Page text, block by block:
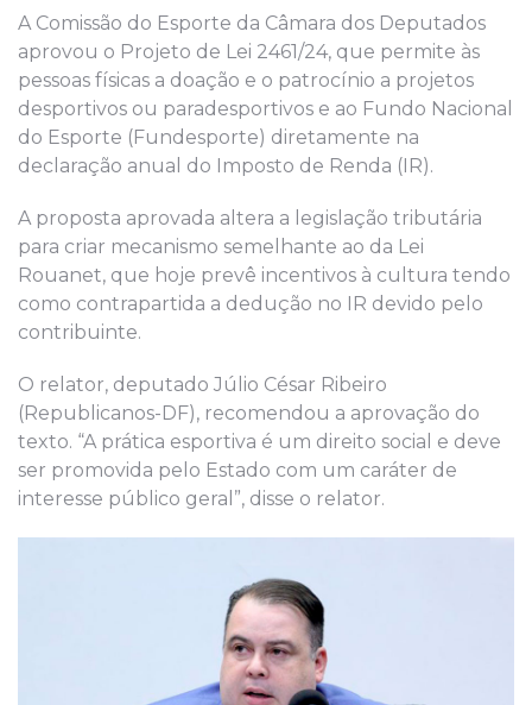
A Comissão do Esporte da Câmara dos Deputados
aprovou o Projeto de Lei 2461/24, que permite às
pessoas físicas a doação e o patrocínio a projetos
desportivos ou paradesportivos e ao Fundo Nacional
do Esporte (Fundesporte) diretamente na
declaração anual do Imposto de Renda (IR).
A proposta aprovada altera a legislação tributária
para criar mecanismo semelhante ao da Lei
Rouanet, que hoje prevê incentivos à cultura tendo
como contrapartida a dedução no IR devido pelo
contribuinte.
O relator, deputado Júlio César Ribeiro
(Republicanos-DF), recomendou a aprovação do
texto. “A prática esportiva é um direito social e deve
ser promovida pelo Estado com um caráter de
interesse público geral”, disse o relator.